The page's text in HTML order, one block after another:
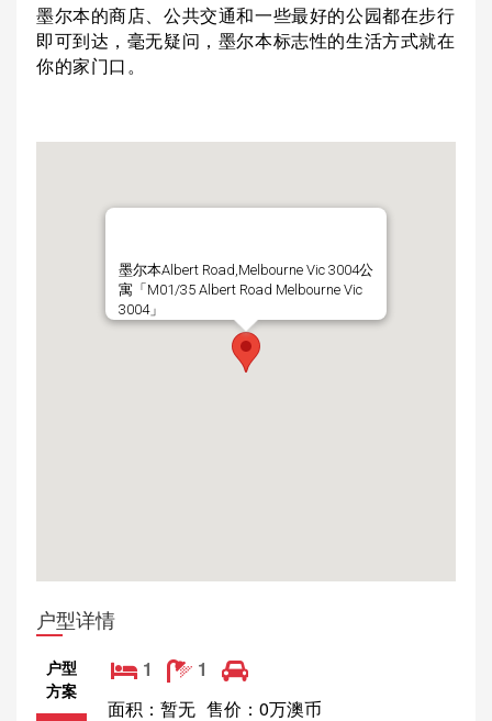
墨尔本的商店、公共交通和一些最好的公园都在步行
即可到达，毫无疑问，墨尔本标志性的生活方式就在
你的家门口。
墨尔本Albert Road,Melbourne Vic 3004公
寓「M01/35 Albert Road Melbourne Vic
3004」
户型详情
户型
方案
1
1
面积：暂无 售价：0万澳币